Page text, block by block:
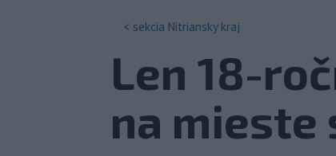
< sekcia Nitriansky kraj
Len 18-
na mieste